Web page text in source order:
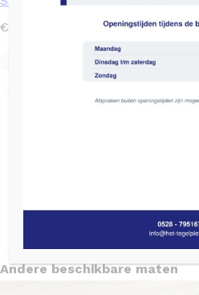
€
Levertijd: 2 tot 4 weken
Hulp nodig bij het berekenen van je
Andere beschikbare maten